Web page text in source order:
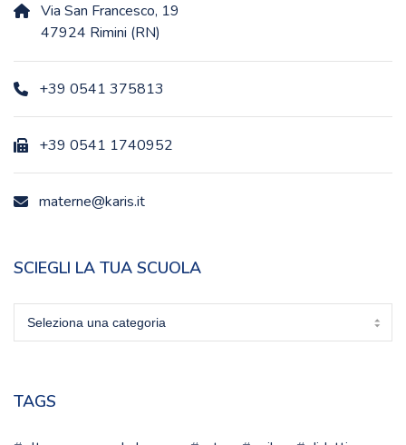
Via San Francesco, 19
47924 Rimini (RN)
+39 0541 375813
+39 0541 1740952
materne@karis.it
SCIEGLI LA TUA SCUOLA
Sciegli
TAGS